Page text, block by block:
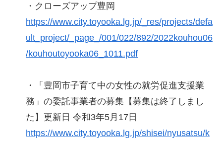
・クローズアップ豊岡
https://www.city.toyooka.lg.jp/_res/projects/defa
ult_project/_page_/001/022/892/2022kouhou06
/kouhoutoyooka06_1011.pdf
・「豊岡市子育て中の女性の就労促進支援業
務」の委託事業者の募集【募集は終了しまし
た】更新日 令和3年5月17日
https://www.city.toyooka.lg.jp/shisei/nyusatsu/k